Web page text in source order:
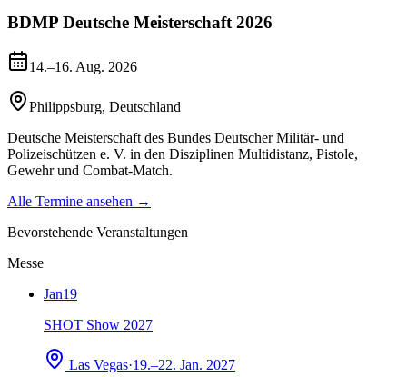
BDMP Deutsche Meisterschaft 2026
14.–16. Aug. 2026
Philippsburg, Deutschland
Deutsche Meisterschaft des Bundes Deutscher Militär- und
Polizeischützen e. V. in den Disziplinen Multidistanz, Pistole,
Gewehr und Combat-Match.
Alle Termine ansehen →
Bevorstehende Veranstaltungen
Messe
Jan19
SHOT Show 2027
Las Vegas·19.–22. Jan. 2027